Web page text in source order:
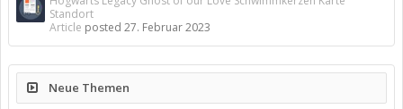
Standort
Article posted 27. Februar 2023
Neue Themen